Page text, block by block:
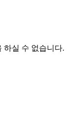
하실 수 없습니다.